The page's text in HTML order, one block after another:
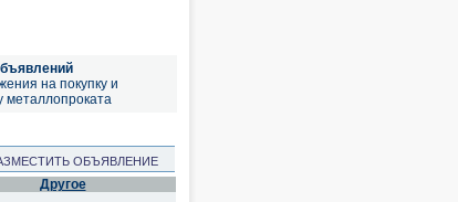
на покупку и
металлопроката
ОБЪЯВЛЕНИЕ
Другое